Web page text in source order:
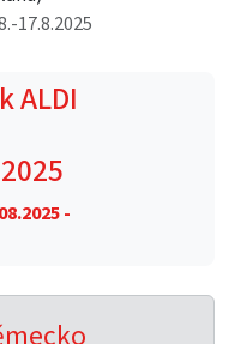
17.8.2025
ALDI
-